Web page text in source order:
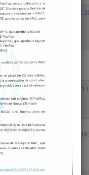
23. Seguimiento del POI Anual
22. POR ANUAL 2025
21. RD N 0018 2025 EF53.01 1
20.